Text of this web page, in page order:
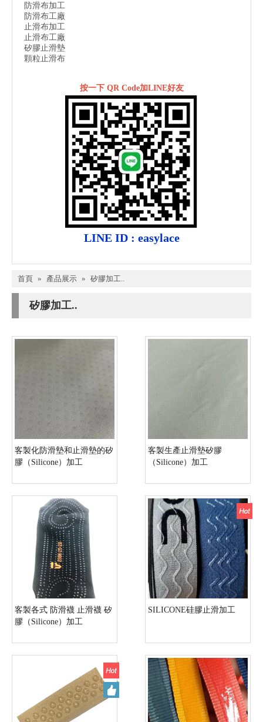
防滑布加工
防滑布工廠
止滑布加工
止滑布工廠
矽膠止滑墊
顆粒止滑布
按一下 QR Code加LINE好友
LINE ID : easylace
首頁 » 產品展示 » 矽膠加工..
矽膠加工..
客製化防滑墊和止滑墊的矽
膠（Silicone）加工
客製生產止滑墊矽膠
（Silicone）加工
客製各式 防滑襪 止滑襪 矽
膠（Silicone）加工
SILICONE硅膠止滑加工